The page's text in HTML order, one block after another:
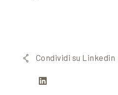
Condividi su Linkedin